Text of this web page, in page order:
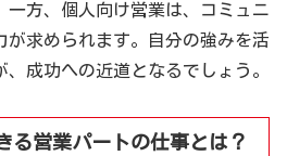
一方、個人向け営業は、コミュニ
が求められます。自分の強みを活
成功への近道となるでしょう。
る営業パートの仕事とは？